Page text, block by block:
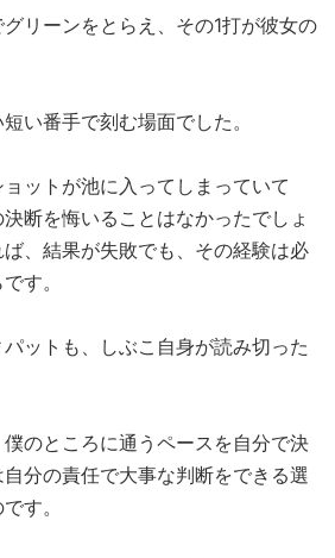
リーンをとらえ、その1打が彼女の
い番手で刻む場面でした。
ットが池に入ってしまっていて
断を悔いることはなかったでしょ
、結果が失敗でも、その経験は必
す。
ットも、しぶこ自身が読み切った
のところに通うペースを自分で決
分の責任で大事な判断をできる選
す。